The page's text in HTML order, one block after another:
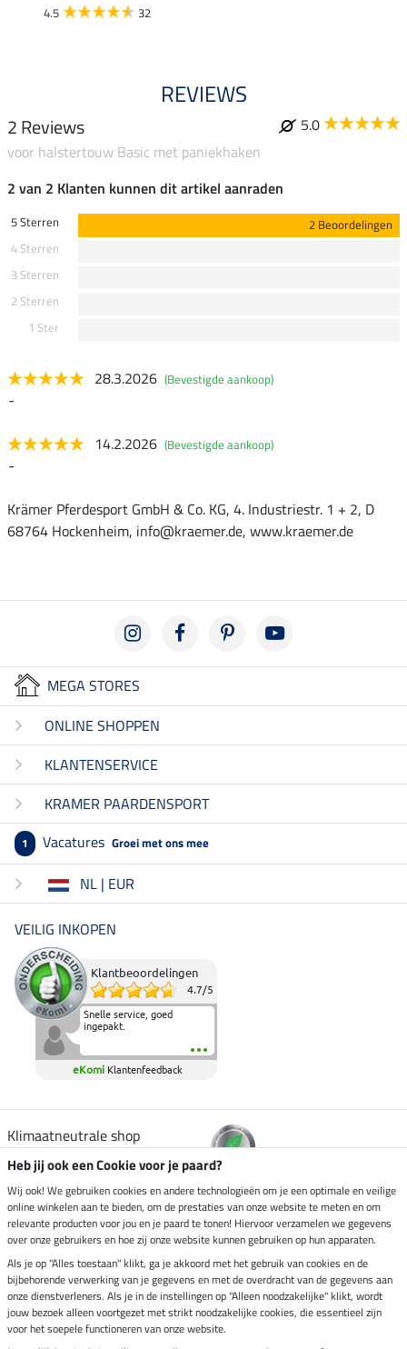
4.5 32
REVIEWS
2 Reviews
5.0
voor halstertouw Basic met paniekhaken
2 van 2 Klanten kunnen dit artikel aanraden
5 Sterren
2 Beoordelingen
4 Sterren
3 Sterren
2 Sterren
1 Ster
28.3.2026 (Bevestigde aankoop)
-
14.2.2026 (Bevestigde aankoop)
-
Krämer Pferdesport GmbH & Co. KG, 4. Industriestr. 1 + 2, D
68764 Hockenheim, info@kraemer.de, www.kraemer.de
MEGA STORES
ONLINE SHOPPEN
KLANTENSERVICE
KRAMER PAARDENSPORT
1 Vacatures Groei met ons mee
NL | EUR
VEILIG INKOPEN
Klantbeoordelingen
4.7/5
Snelle service, goed
ingepakt.
eKomi Klantenfeedback
Klimaatneutrale shop
Verzending per
Veilig betalen met
Impressum
Heb jij ook een Cookie voor je paard?
Wij ook! We gebruiken cookies en andere technologieën om je een optimale en veilige
online winkelen aan te bieden, om de prestaties van onze website te meten en om
relevante producten voor jou en je paard te tonen! Hiervoor verzamelen we gegevens
over onze gebruikers en hoe zij onze website kunnen gebruiken op hun apparaten.
Als je op "Alles toestaan" klikt, ga je akkoord met het gebruik van cookies en de
bijbehorende verwerking van je gegevens en met de overdracht van de gegevens aan
onze dienstverleners. Als je in de instellingen op "Alleen noodzakelijke" klikt, wordt
jouw bezoek alleen voortgezet met strikt noodzakelijke cookies, die essentieel zijn
voor het soepele functioneren van onze website.